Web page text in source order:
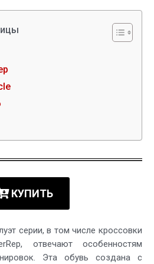
КУПИТЬ
серии, в том числе кроссовки
отвечают особенностям
Эта обувь создана с